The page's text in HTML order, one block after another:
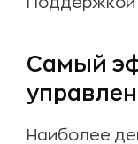
Самый
Наиболее